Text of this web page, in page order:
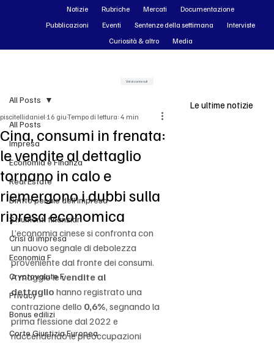
All Posts
Impresa
Economia e Finanza
Real Estate
Diritto penale dell'impresa
Strumenti finanziari
Crisi di impresa
Economia F
Cryptovalute F
Privacy
Bonus edilizi
Corte Giustizia Europea
All Posts
Cina, consumi in frenata:
le vendite al dettaglio
tornano in calo e
riemergono i dubbi sulla
ripresa economica
piscitellidaniel 16 giuTempo di lettura: 4 min
L’economia cinese si confronta con
un nuovo segnale di debolezza
proveniente dal fronte dei consumi.
A maggio le vendite al
dettaglio hanno registrato una
contrazione dello 0,6%, segnando la
prima flessione dal 2022 e
riaccendendo le preoccupazioni
Le ultime notizie
Notizie Rubriche Mercati
Documentazione
Pubblicazioni
Eventi Sentenze della settimana
Interviste
Curiosità & altro
Media
Vai ai contenuti